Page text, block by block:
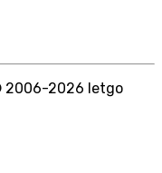
2006-2026 letgo